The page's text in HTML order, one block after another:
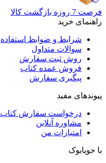
فرصت 7 روزه بازگشت کالا
راهنمای خرید
شرایط و ضوابط استفاده
سوالات متداول
روش ثبت سفارش
فروش عمده کتاب
پیگیری سفارش
پیوندهای مفید
درخواست سفارش کتاب
مشاوره آنلاین
امتیازات من
با جویابوک